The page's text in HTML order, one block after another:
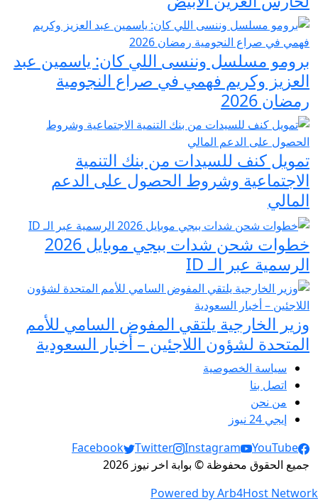
برومو مسلسل وننسى اللي كان: ياسمين عبد
العزيز وكريم فهمي في صراع النجومية
رمضان 2026
تمويل كنف للسيدات من بنك التنمية
الاجتماعية وشروط الحصول على الدعم
المالي
خطوات شحن شدات ببجي موبايل 2026
الرسمية عبر الـ ID
وزير الخارجية يلتقي المفوض السامي للأمم
المتحدة لشؤون اللاجئين – أخبار السعودية
سياسة الخصوصية
اتصل بنا
من نحن
إيجي 24 نيوز
Social Links
Facebook Twitter Instagram
YouTube
جميع الحقوق محفوظة © بوابة اخر نيوز 2026
Powered by Arb4Host Network